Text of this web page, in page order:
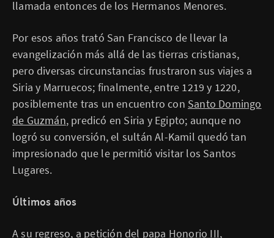
llamada entonces de los Hermanos Menores.
Por esos años trató San Francisco de llevar la
evangelización más allá de las tierras cristianas,
pero diversas circunstancias frustraron sus viajes a
Siria y Marruecos; finalmente, entre 1219 y 1220,
posiblemente tras un encuentro con Santo Domingo
de Guzmán, predicó en Siria y Egipto; aunque no
logró su conversión, el sultán Al-Kamil quedó tan
impresionado que le permitió visitar los Santos
Lugares.
Últimos años
A su regreso, a petición del papa Honorio III,